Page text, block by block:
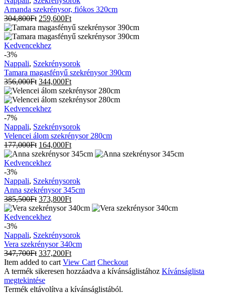
320cm
Amanda szekrénysor, fiókos 320cm
304,800Ft 259,600Ft
Tamara
magasfényű
szekrénysor
390cm
Kedvencekhez
-3%
Nappali, Szekrénysorok
Tamara magasfényű szekrénysor 390cm
356,000Ft 344,000Ft
Velencei
álom
szekrénysor
280cm
Kedvencekhez
-7%
Nappali, Szekrénysorok
Velencei álom szekrénysor 280cm
177,000Ft 164,000Ft
Anna
szekrénysor
345cm
Kedvencekhez
-3%
Nappali, Szekrénysorok
Anna szekrénysor 345cm
385,500Ft 373,800Ft
Vera
szekrénysor
340cm
Kedvencekhez
-3%
Nappali, Szekrénysorok
Vera szekrénysor 340cm
347,700Ft 337,200Ft
Item added to cart View Cart Checkout
A termék sikeresen hozzáadva a kívánságlistához Kívánságlista
megtekintése
Termék eltávolítva a kívánságlistából.